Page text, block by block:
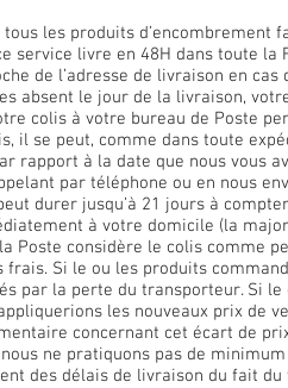
les produits d’encombrement
service livre en 48H dans toute
de l’adresse de livraison en
absent le jour de la livraison,
colis à votre bureau de Poste
il se peut, comme dans toute
rapport à la date que nous vous
par téléphone ou en nous
durer jusqu’à 21 jours à
à votre domicile (la
Poste considère le colis comme
Si le ou les produits
par la perte du transporteur. Si
les nouveaux prix de
concernant cet écart de
ne pratiquons pas de
des délais de livraison du fait